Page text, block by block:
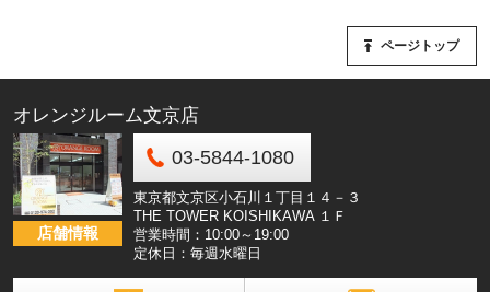
ページトップ
オレンジルーム文京店
店舗情報
03-5844-1080
東京都文京区小石川１丁目１４－３
THE TOWER KOISHIKAWA １Ｆ
営業時間：10:00～19:00
定休日：毎週水曜日